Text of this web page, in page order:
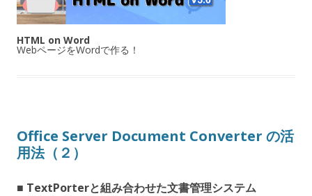
HTML on Word
WebページをWordで作る！
Office Server Document Converter の活
用法（２）
■ TextPorterと組み合わせた文書管理システム